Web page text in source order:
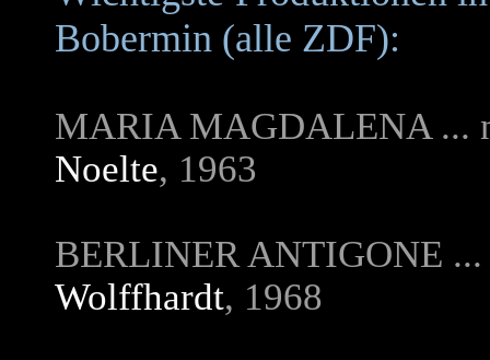
Bobermin (alle ZDF):
MARIA MAGDALENA ...
Noelte, 1963
BERLINER ANTIGONE
Wolffhardt, 1968